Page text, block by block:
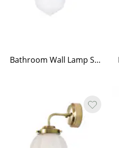
Bathroom Wall Lamp Signe Nickel/Opal White